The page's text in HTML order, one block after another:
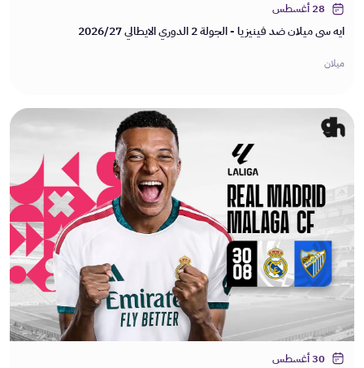
28 أغسطس
ايه سي ميلان ضد فينيزيا - الجولة 2 الدوري الايطالي 2026/27
ميلان
30 أغسطس